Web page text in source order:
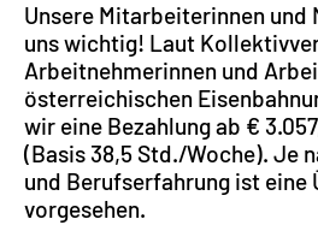
Unsere Mitarbeiterinnen und
uns wichtig! Laut
Arbeitnehmerinnen und
österreichischen
wir eine Bezahlung ab €
(Basis 38,5 Std./Woche). Je
und Berufserfahrung ist eine
vorgesehen.